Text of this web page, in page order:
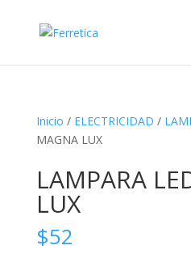
Inicio / ELECTRICIDAD /
MAGNA LUX
LAMPARA
LUX
$52